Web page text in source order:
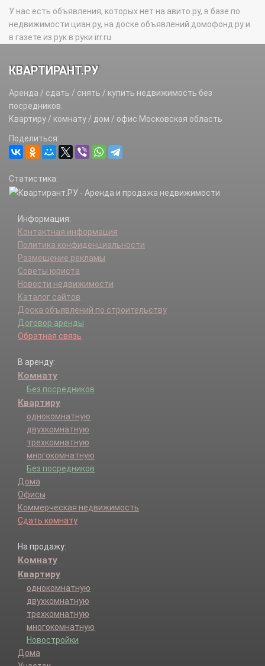
У нас есть объявления, которых нет на авито.ру, в базе по
недвижимости циан.ру, на доске объявлений домофонд.ру и
в газете из рук в руки irr.ru
КВАРТИРАНТ.РУ
Аренда / сдать / снять / купить недвижимость без
посредников.
Квартиру / комнату / дом / офис Московская область
Поделиться:
Статистика:
Информация:
Контактная информация
Политика конфиденциальности
Размещение рекламы
Советы юриста
Новости недвижимости
Каталог сайтов
Доска объявлений по строительству
Договор аренды
Обратная связь
В аренду:
Комнату
Без посредников
Квартиру
однокомнатную
двухкомнатную
трехкомнатную
многокомнатную
Без посредников
Дома
Офисы
Коммерческая недвижимость
Сдать комнату
На продажу:
Комнату
Квартиру
однокомнатную
двухкомнатную
трехкомнатную
многокомнатную
Новостройки
Дома